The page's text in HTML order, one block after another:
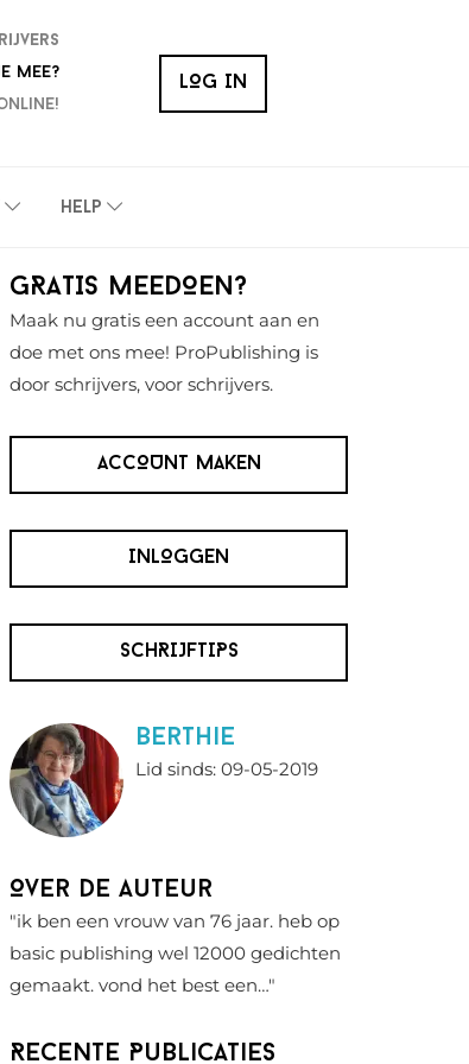
mee?
LOG IN
Help
Primaire
Sidebar
GRATIS MEEDOEN?
Maak nu gratis een account aan en
doe met ons mee! ProPublishing is
door schrijvers, voor schrijvers.
ACCOUNT MAKEN
INLOGGEN
SCHRIJFTIPS
berthie
Lid sinds: 09-05-2019
Over de auteur
"ik ben een vrouw van 76 jaar. heb op
basic publishing wel 12000 gedichten
gemaakt. vond het best een…"
Recente Publicaties